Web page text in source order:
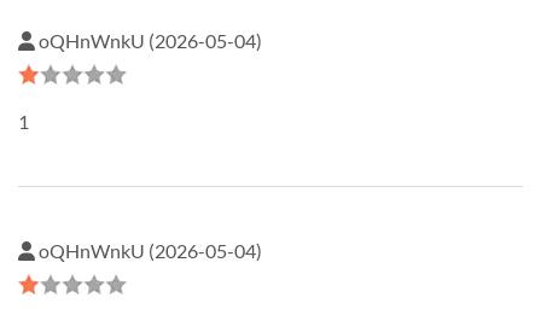
oQHnWnkU (2026-05-04)
1
oQHnWnkU (2026-05-04)